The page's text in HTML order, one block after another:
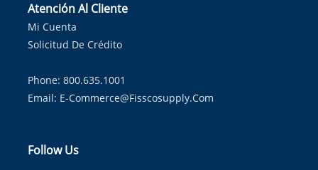
Atención Al Cliente
Mi Cuenta
Solicitud De Crédito
Phone: 800.635.1001
Email: E-Commerce@fisscosupply.com
Follow Us